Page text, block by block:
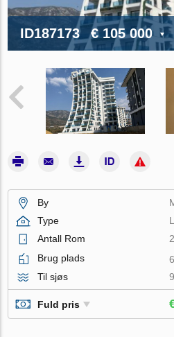
ID187173 € 105 000
By
Type
Antall Rom
2
Brug plads
Til sjøs
Fuld pris